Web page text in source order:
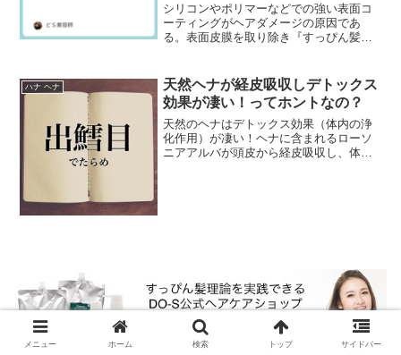
シリコンやポリマーなどでの強い表面コ
ーティングがヘアダメージの原因であ
る。表面皮膜を取り除き『すっぴん髪』
言われ出したんです...
ハナ ヘナ
天然ヘナが経皮吸収しデトックス
効果が凄い！ってホントなの？
天然のヘナはデトックス効果（体内の浄
化作用）が凄い！ヘナに含まれるローソ
ニアアルバが頭皮から経皮吸収し、体内
メニュー ホーム 検索 トップ サイドバー